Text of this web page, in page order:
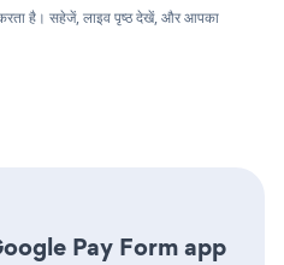
है। सहेजें, लाइव पृष्ठ देखें, और आपका
Pay Form app